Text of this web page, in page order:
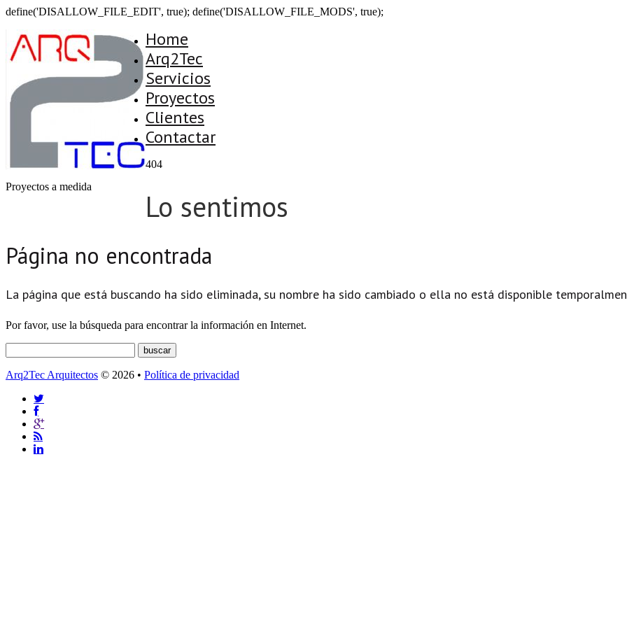
define('DISALLOW_FILE_EDIT', true); define('DISALLOW_FILE_MODS', true);
Proyectos a medida
Home
Arq2Tec
Servicios
Proyectos
Clientes
Contactar
404
Lo sentimos
Página no encontrada
La página que está buscando ha sido eliminada, su nombre ha sido cambiado o ella no está disponible
Por favor, use la búsqueda para encontrar la información en Internet.
Arq2Tec Arquitectos © 2026 • Política de privacidad